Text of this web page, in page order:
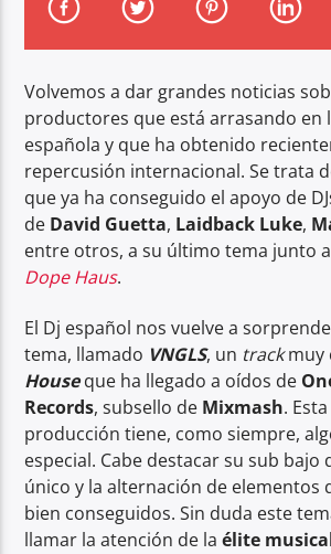
Center Waves
Volvemos a dar grandes noticias
productores que está arrasando en
española y que ha obtenido
repercusión internacional. Se trata
que ya ha conseguido el apoyo de
de David Guetta, Laidback Luke,
entre otros, a su último tema junto
Dope Haus.
El Dj español nos vuelve a
tema, llamado VNGLS, un trackmuy
Houseque ha llegado a oídos de
Records, subsello de Mixmash.
producción tiene, como siempre,
especial. Cabe destacar su sub bajo
único y la alternación de elementos
bien conseguidos. Sin duda este
llamar la atención de laélite